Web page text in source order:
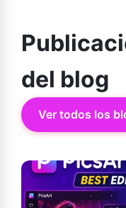
del blog
Ver todos los